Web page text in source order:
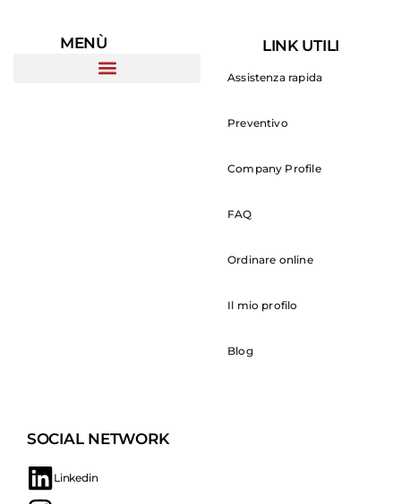
MENÙ LINK UTILI
Assistenza rapida
Preventivo
Company Profile
FAQ
Ordinare online
Il mio profilo
Blog
SOCIAL NETWORK
Linkedin